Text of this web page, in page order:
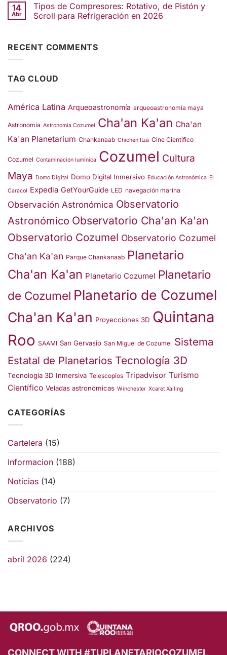
14
Abr
Tipos de Compresores: Rotativo, de Pistón y
Scroll para Refrigeración en 2026
RECENT COMMENTS
TAG CLOUD
América Latina Arqueoastronomía arqueoastronomía maya
Astronomía Astronomía Cozumel Cha'an Ka'an Cha'an
Ka'an Planetarium Chankanaab Chichén Itzá Cine Científico
Cozumel Contaminación lumínica Cozumel Cultura
Maya Domo Digital Domo Digital Inmersivo Educación Astronómica El
Caracol Expedia GetYourGuide LED navegación marina
Observación Astronómica Observatorio
Astronómico Observatorio Cha'an Ka'an
Observatorio Cozumel Observatorio Cozumel
Cha'an Ka'an Parque Chankanaab Planetario
Cha'an Ka'an Planetario Cozumel Planetario
de Cozumel Planetario de Cozumel
Cha'an Ka'an Proyecciones 3D Quintana
Roo SAAMI San Gervasio San Miguel de Cozumel Sistema
Estatal de Planetarios Tecnología 3D
Tecnología 3D Inmersiva Telescopios Tripadvisor Turismo
Científico Veladas astronómicas Winchester Xcaret Xailing
CATEGORÍAS
Cartelera (15)
Informacion (188)
Noticias (14)
Observatorio (7)
ARCHIVOS
abril 2026 (224)
CONNECT WITH #TUPLANETARIOCOZUMEL